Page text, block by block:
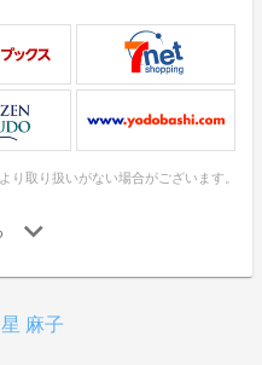
り取り扱いがない場合がございます。
麻子